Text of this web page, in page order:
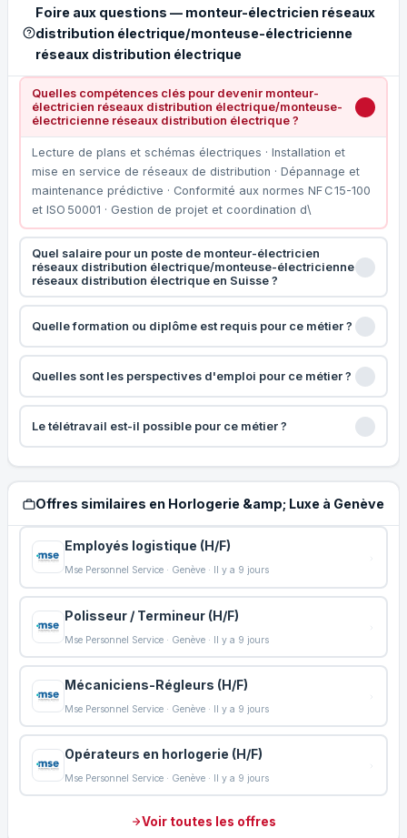
Foire aux questions — monteur-électricien réseaux
distribution électrique/monteuse-électricienne
réseaux distribution électrique
Quelles compétences clés pour devenir monteur-
électricien réseaux distribution électrique/monteuse-
électricienne réseaux distribution électrique ?
Lecture de plans et schémas électriques · Installation et
mise en service de réseaux de distribution · Dépannage et
maintenance prédictive · Conformité aux normes NF C 15-100
et ISO 50001 · Gestion de projet et coordination d\
Quel salaire pour un poste de monteur-électricien
réseaux distribution électrique/monteuse-électricienne
réseaux distribution électrique en Suisse ?
Quelle formation ou diplôme est requis pour ce métier ?
Quelles sont les perspectives d'emploi pour ce métier ?
Le télétravail est-il possible pour ce métier ?
Offres similaires en Horlogerie &amp; Luxe à Genève
Employés logistique (H/F)
Mse Personnel Service · Genève · Il y a 9 jours
Polisseur / Termineur (H/F)
Mse Personnel Service · Genève · Il y a 9 jours
Mécaniciens-Régleurs (H/F)
Mse Personnel Service · Genève · Il y a 9 jours
Opérateurs en horlogerie (H/F)
Mse Personnel Service · Genève · Il y a 9 jours
Voir toutes les offres